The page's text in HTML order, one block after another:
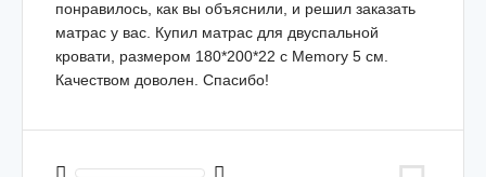
понравилось, как вы объяснили, и решил заказать
матрас у вас. Купил матрас для двуспальной
кровати, размером 180*200*22 с Memory 5 см.
Качеством доволен. Спасибо!